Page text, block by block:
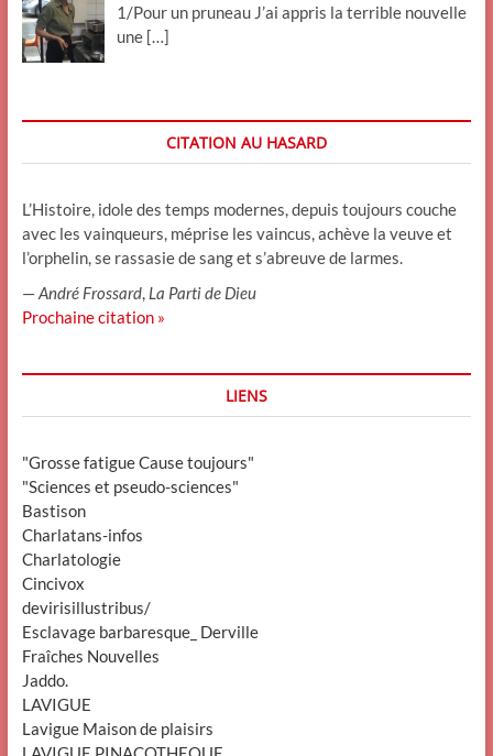
1/Pour un pruneau J’ai appris la terrible nouvelle
une […]
CITATION AU HASARD
L’Histoire, idole des temps modernes, depuis toujours couche
avec les vainqueurs, méprise les vaincus, achève la veuve et
l’orphelin, se rassasie de sang et s’abreuve de larmes.
—André Frossard, La Parti de Dieu
Prochaine citation »
LIENS
"Grosse fatigue Cause toujours"
"Sciences et pseudo-sciences"
Bastison
Charlatans-infos
Charlatologie
Cincivox
devirisillustribus/
Esclavage barbaresque_ Derville
Fraîches Nouvelles
Jaddo.
LAVIGUE
Lavigue Maison de plaisirs